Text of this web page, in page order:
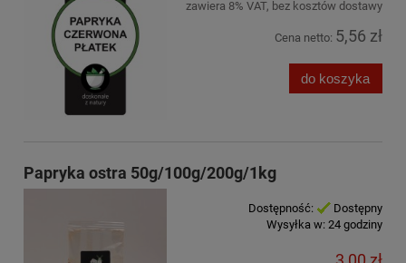
zawiera 8% VAT, bez kosztów dostawy
Cena netto: 5,56 zł
do koszyka
Papryka ostra 50g/100g/200g/1kg
Dostępność:
Dostępny
Wysyłka w: 24 godziny